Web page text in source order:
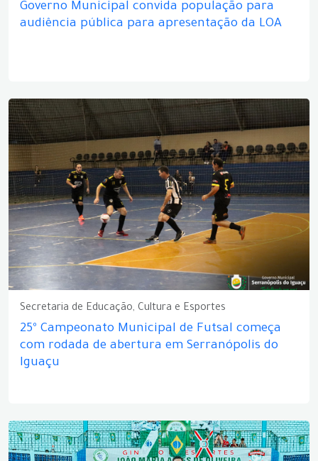
Governo Municipal convida população para
audiência pública para apresentação da LOA
Secretaria de Educação, Cultura e Esportes
25º Campeonato Municipal de Futsal começa
com rodada de abertura em Serranópolis do
Iguaçu